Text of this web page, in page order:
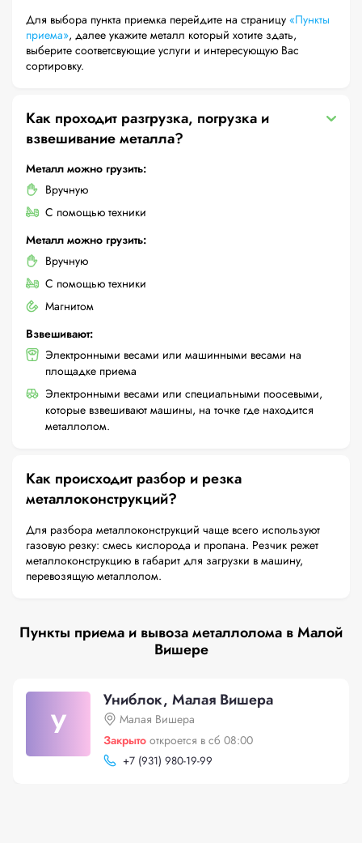
Для выбора пункта приемка перейдите на страницу «Пункты
приема», далее укажите металл который хотите здать,
выберите соответсвующие услуги и интересующую Вас
сортировку.
Как проходит разгрузка, погрузка и
взвешивание металла?
Металл можно грузить:
Вручную
С помощью техники
Металл можно грузить:
Вручную
С помощью техники
Магнитом
Взвешивают:
Электронными весами или машинными весами на
площадке приема
Электронными весами или специальными поосевыми,
которые взвешивают машины, на точке где находится
металлолом.
Как происходит разбор и резка
металлоконструкций?
Для разбора металлоконструкций чаще всего используют
газовую резку: смесь кислорода и пропана. Резчик режет
металлоконструкцию в габарит для загрузки в машину,
перевозящую металлолом.
Пункты приема и вывоза металлолома в Малой
Вишере
У
Униблок, Малая Вишера
Малая Вишера
Закрыто откроется в сб 08:00
+7 (931) 980-19-99